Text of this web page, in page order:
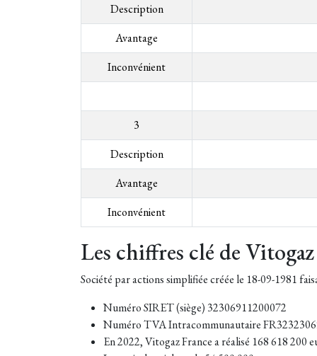
Description
Avantage
Inconvénient
3
Description
Avantage
Inconvénient
Les chiffres clé de Vitogaz
Société par actions simplifiée créée le 18-09-1981
Numéro SIRET (siège) 32306911200072
Numéro TVA Intracommunautaire
En 2022, Vitogaz France a réalisé 168 618 200